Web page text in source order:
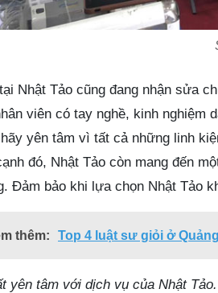
Nhật Tảo cũng đang nhận sửa
viên có tay nghề, kinh nghiệm
yên tâm vì tất cả những linh
đó, Nhật Tảo còn mang đến
Đảm bảo khi lựa chọn Nhật Tảo
thêm: Top 4 luật sư giỏi ở
yên tâm với dịch vụ của Nhật